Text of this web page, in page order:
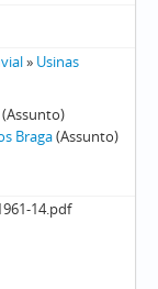
» Usinas
Braga(Assunto)
14.pdf